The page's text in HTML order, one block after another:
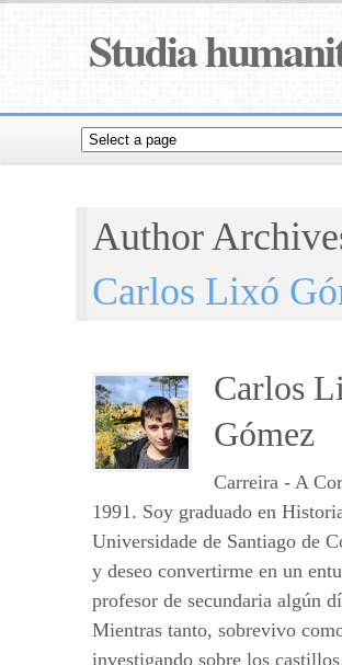
Studia
Author
Carlos Lixó
Carlos
Gómez
Carreira - A
1991. Soy graduado en
Universidade de Santiago de
y deseo convertirme en un
profesor de secundaria algún
Mientras tanto, sobrevivo
investigando sobre los